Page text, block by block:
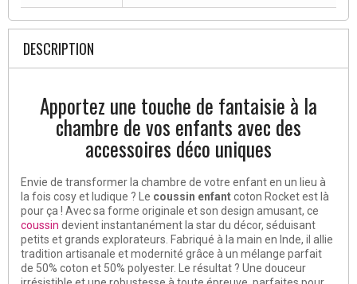
DESCRIPTION
Apportez une touche de fantaisie à la
chambre de vos enfants avec des
accessoires déco uniques
Envie de transformer la chambre de votre enfant en un lieu à
la fois cosy et ludique ? Le coussin enfantcoton Rocket est là
pour ça ! Avec sa forme originale et son design amusant, ce
coussin devient instantanément la star du décor, séduisant
petits et grands explorateurs. Fabriqué à la main en Inde, il allie
tradition artisanale et modernité grâce à un mélange parfait
de 50% coton et 50% polyester. Le résultat ? Une douceur